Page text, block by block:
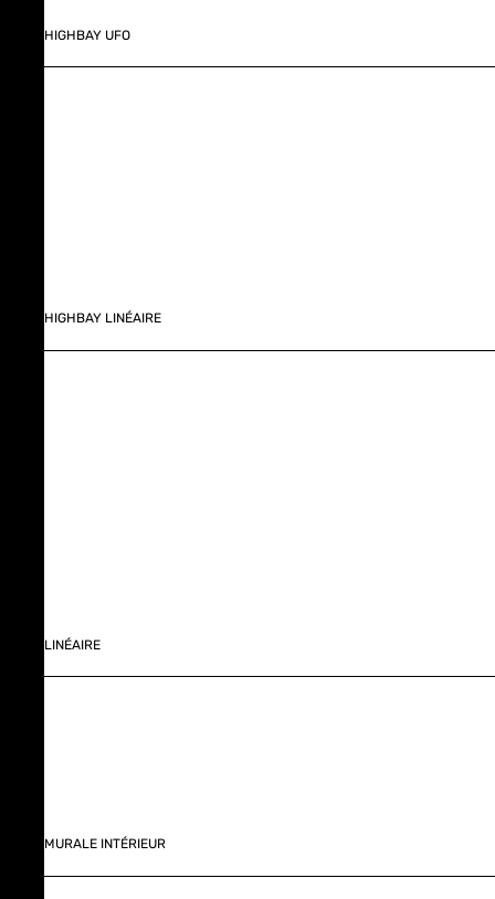
HIGHBAY UFO
HIGHBAY LINÉAIRE
LINÉAIRE
MURALE INTÉRIEUR